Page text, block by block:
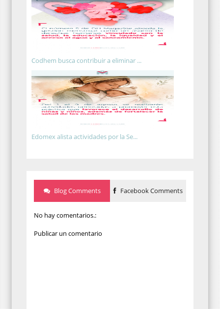
Codhem busca contribuir a eliminar ...
Edomex alista actividades por la Se...
Blog Comments Facebook Comments
No hay comentarios.:
Publicar un comentario